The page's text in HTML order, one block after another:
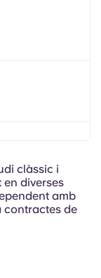
clàssic i
en diverses
amb
contractes de